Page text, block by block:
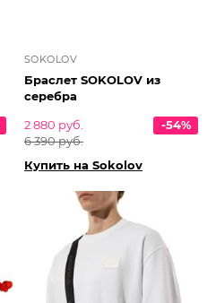
SOKOLOV
Браслет SOKOLOV из
серебра
2 880 руб.
6 390 руб.
-54%
Купить на Sokolov